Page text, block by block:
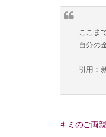
ここま
自分の
引用：
キミのご両